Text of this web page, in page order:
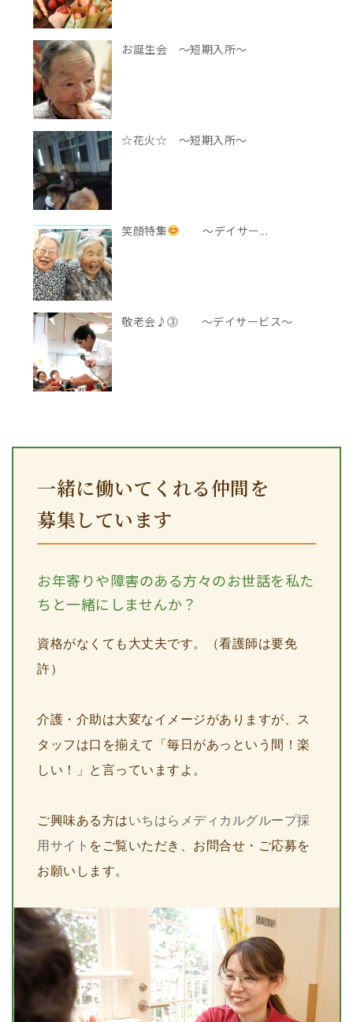
お誕生会 ～短期入所～
☆花火☆ ～短期入所～
笑顔特集 ～デイサー...
敬老会♪⓷ ～デイサービス～
一緒に働いてくれる仲間を
募集しています
お年寄りや障害のある方々のお世話を私た
ちと一緒にしませんか？
資格がなくても大丈夫です。（看護師は要免
許）
介護・介助は大変なイメージがありますが、ス
タッフは口を揃えて「毎日があっという間！楽
しい！」と言っていますよ。
ご興味ある方はいちはらメディカルグループ採
用サイト をご覧いただき、お問合せ・ご応募を
お願いします。